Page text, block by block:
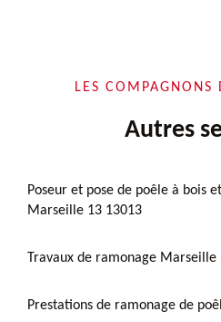
LES COMPAGNONS
Autres
Poseur et pose de poêle à bois
Marseille 13 13013
Travaux de ramonage Marseille
Prestations de ramonage de